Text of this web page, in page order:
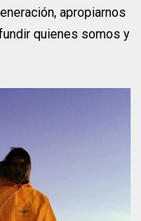
apropiarnos
quienes somos y